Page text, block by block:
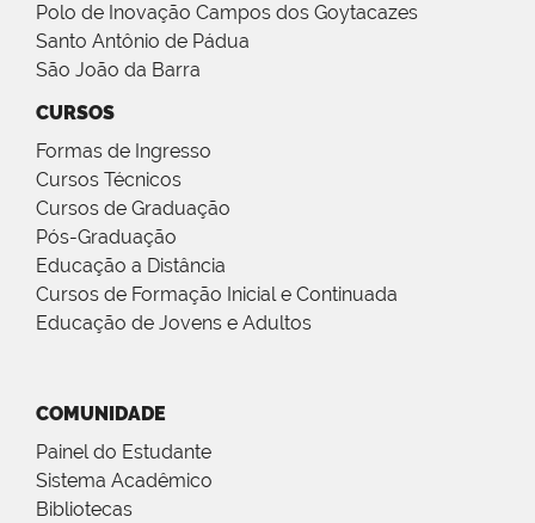
Polo de Inovação Campos dos Goytacazes
Santo Antônio de Pádua
São João da Barra
CURSOS
Formas de Ingresso
Cursos Técnicos
Cursos de Graduação
Pós-Graduação
Educação a Distância
Cursos de Formação Inicial e Continuada
Educação de Jovens e Adultos
COMUNIDADE
Painel do Estudante
Sistema Acadêmico
Bibliotecas